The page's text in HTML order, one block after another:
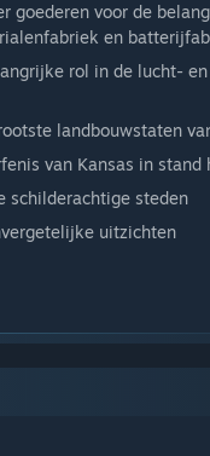
goederen voor de
en
rol in de lucht-
landbouwstaten
van Kansas in stand
schilderachtige steden
uitzichten